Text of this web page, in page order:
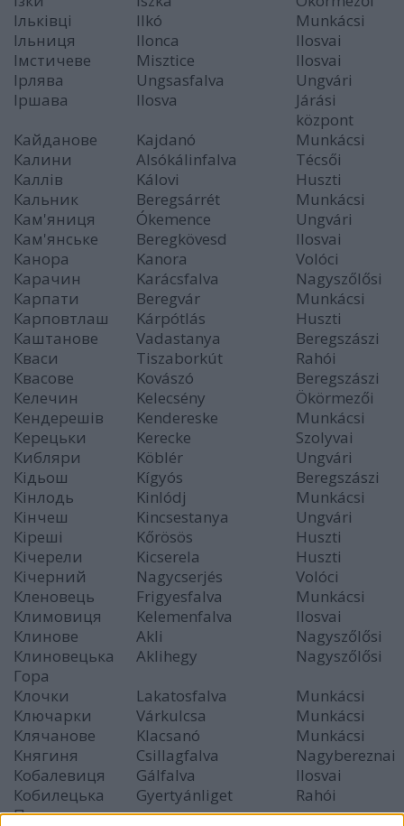
Ільківці
Ilkó
Munkácsi
Ільниця
Ilonca
Ilosvai
Імстичеве
Misztice
Ilosvai
Ірлява
Ungsasfalva
Ungvári
Іршава
Ilosva
Járási
központ
Кайданове
Kajdanó
Munkácsi
Калини
Alsókálinfalva
Técsői
Каллів
Kálovi
Huszti
Кальник
Beregsárrét
Munkácsi
Кам'яниця
Ókemence
Ungvári
Кам'янське
Beregkövesd
Ilosvai
Канора
Kanora
Volóci
Карачин
Karácsfalva
Nagyszőlősi
Карпати
Beregvár
Munkácsi
Карповтлаш
Kárpótlás
Huszti
Каштанове
Vadastanya
Beregszászi
Кваси
Tiszaborkút
Rahói
Квасове
Kovászó
Beregszászi
Келечин
Kelecsény
Ökörmezői
Кендерешів
Kendereske
Munkácsi
Керецьки
Kerecke
Szolyvai
Кибляри
Köblér
Ungvári
Кідьош
Kígyós
Beregszászi
Кінлодь
Kinlódj
Munkácsi
Кінчеш
Kincsestanya
Ungvári
Кіреші
Kőrösös
Huszti
Кічерели
Kicserela
Huszti
Кічерний
Nagycserjés
Volóci
Кленовець
Frigyesfalva
Munkácsi
Климовиця
Kelemenfalva
Ilosvai
Клинове
Akli
Nagyszőlősi
Клиновецька
Гора
Aklihegy
Nagyszőlősi
Клочки
Lakatosfalva
Munkácsi
Ключарки
Várkulcsa
Munkácsi
Клячанове
Klacsanó
Munkácsi
Княгиня
Csillagfalva
Nagybereznai
Кобалевиця
Gálfalva
Ilosvai
Кобилецька
Поляна
Gyertyánliget
Rahói